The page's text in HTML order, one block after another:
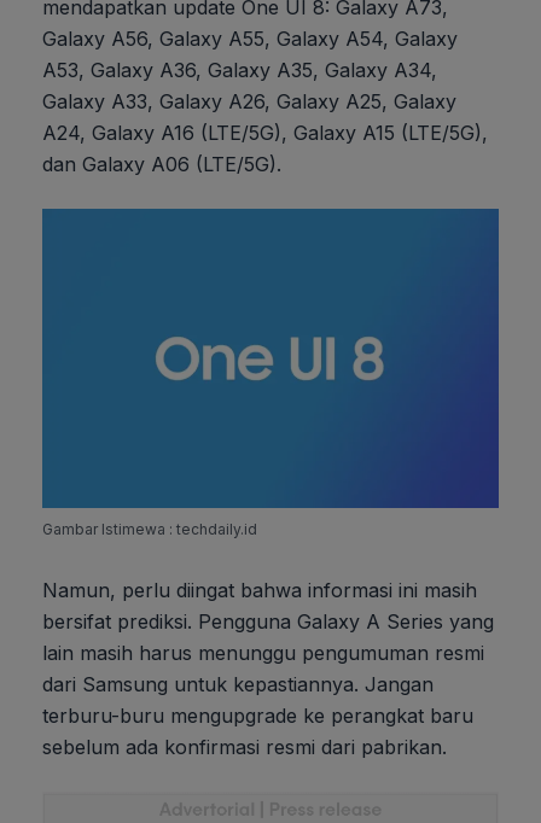
mendapatkan update One UI 8: Galaxy A73,
Galaxy A56, Galaxy A55, Galaxy A54, Galaxy
A53, Galaxy A36, Galaxy A35, Galaxy A34,
Galaxy A33, Galaxy A26, Galaxy A25, Galaxy
A24, Galaxy A16 (LTE/5G), Galaxy A15 (LTE/5G),
dan Galaxy A06 (LTE/5G).
Gambar Istimewa : techdaily.id
Namun, perlu diingat bahwa informasi ini masih
bersifat prediksi. Pengguna Galaxy A Series yang
lain masih harus menunggu pengumuman resmi
dari Samsung untuk kepastiannya. Jangan
terburu-buru mengupgrade ke perangkat baru
sebelum ada konfirmasi resmi dari pabrikan.